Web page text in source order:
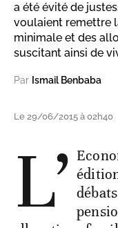
a été évité de
voulaient remettre
minimale et des
suscitant ainsi de
Par Ismail Benbaba
Le 29/06/2015 à 02h40
L’